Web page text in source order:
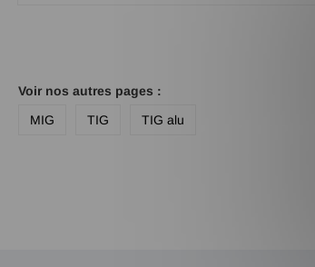
Voir nos autres pages :
MIG
TIG TIG alu